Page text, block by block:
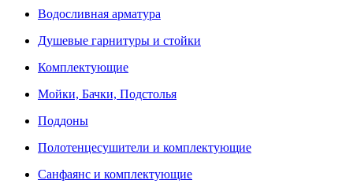
Водосливная арматура
Душевые гарнитуры и стойки
Комплектующие
Мойки, Бачки, Подстолья
Поддоны
Полотенцесушители и комплектующие
Санфаянс и комплектующие